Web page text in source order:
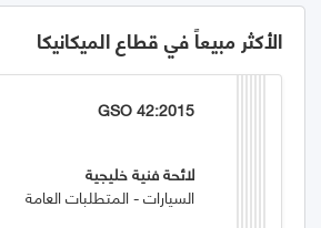
الأكثر مبيعاً في قطاع الميكانيكا
GSO 42:2015
لائحة فنية خليجية
السيارات - المتطلبات العامة